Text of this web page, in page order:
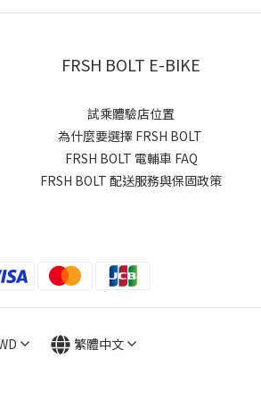
FRSH BOLT E-BIKE
試乘體驗店位置
為什麼要選擇 FRSH BOLT
FRSH BOLT 電輔車 FAQ
FRSH BOLT 配送服務與保固政策
繁體中文